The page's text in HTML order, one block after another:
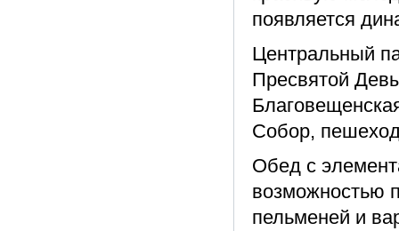
появляется
Центральный
Пресвятой
Собор,
Обед с
возможностью
пельменей и